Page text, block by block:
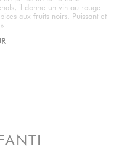
il donne un vin au rouge
aux fruits noirs. Puissant et